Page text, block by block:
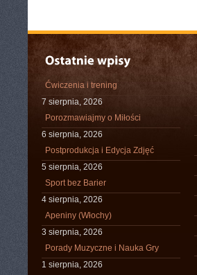
Ćwiczenia i trening
7 sierpnia, 2026
Porozmawiajmy o Miłości
6 sierpnia, 2026
Postprodukcja i Edycja Zdjęć
5 sierpnia, 2026
Sport bez Barier
4 sierpnia, 2026
Apeniny (Włochy)
3 sierpnia, 2026
Porady Muzyczne i Nauka Gry
1 sierpnia, 2026